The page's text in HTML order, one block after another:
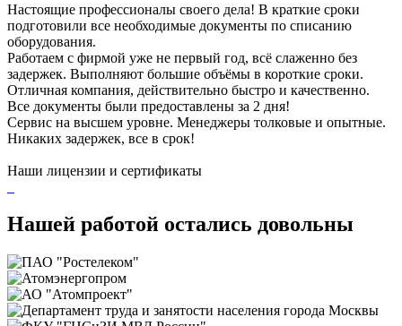
Настоящие профессионалы своего дела! В краткие сроки
подготовили все необходимые документы по списанию
оборудования.
Работаем с фирмой уже не первый год, всё слаженно без
задержек. Выполняют большие объёмы в короткие сроки.
Отличная компания, действительно быстро и качественно.
Все документы были предоставлены за 2 дня!
Сервис на высшем уровне. Менеджеры толковые и опытные.
Никаких задержек, все в срок!
Наши лицензии и сертификаты
Нашей работой остались довольны